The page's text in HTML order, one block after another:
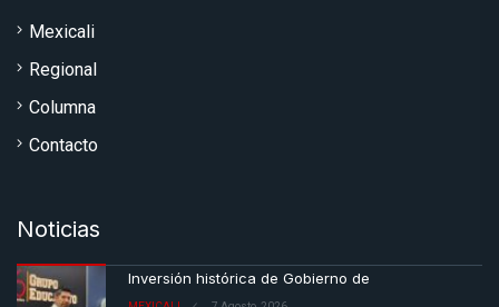
Mexicali
Regional
Columna
Contacto
Noticias
Inversión histórica de Gobierno de